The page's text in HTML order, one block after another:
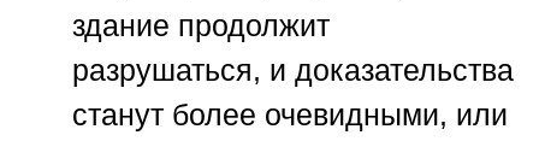
здание продолжит
разрушаться, и доказательства
станут более очевидными, или